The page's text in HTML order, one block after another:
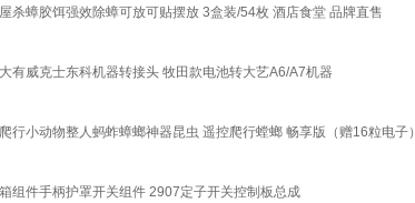
杀蟑胶饵强效除蟑可放可贴摆放 3盒装/54枚 酒店食堂 品牌直售
有威克士东科机器转接头 牧田款电池转大艺A6/A7机器
行小动物整人蚂蚱蟑螂神器昆虫 遥控爬行螳螂 畅享版（赠16粒电子）
组件手柄护罩开关组件 2907定子开关控制板总成